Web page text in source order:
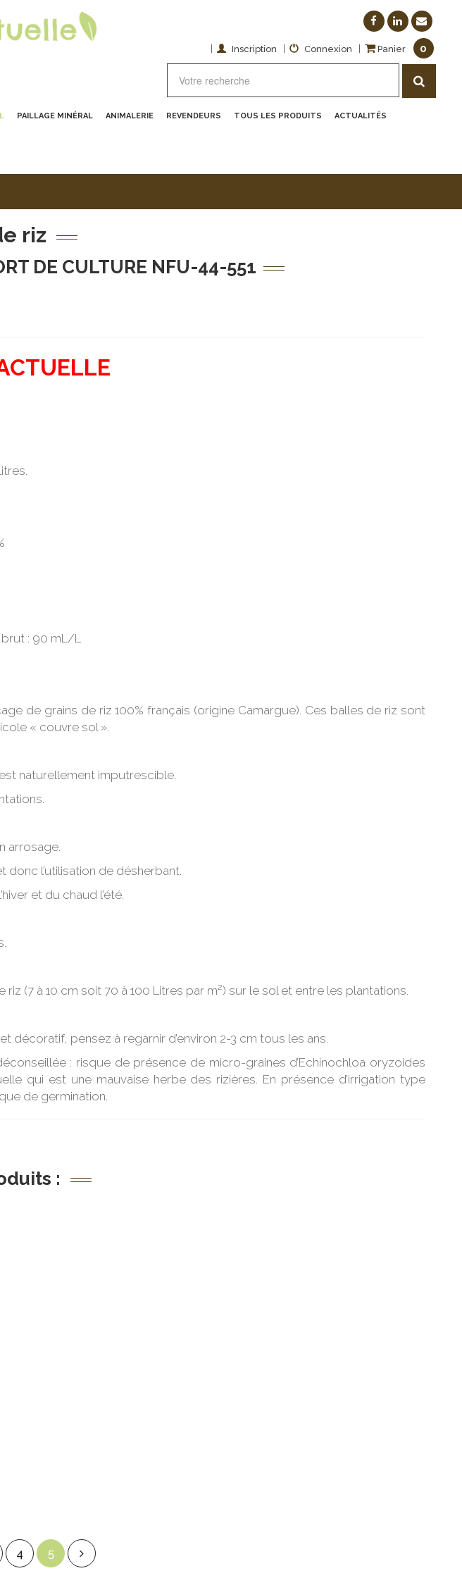
Inscription Connexion Panier 0
PAILLAGE MINÉRAL ANIMALERIE REVENDEURS TOUS LES PRODUITS ACTUALITÉS
riz
DE CULTURE NFU-44-551
: 90 mL/L
de grains de riz 100% français (origine Camargue). Ces balles de riz sont
« couvre sol ».
naturellement imputrescible.
arrosage.
donc l’utilisation de désherbant.
et du chaud l’été.
(7 à 10 cm soit 70 à 100 Litres par m²) sur le sol et entre les plantations.
décoratif, pensez à regarnir d’environ 2-3 cm tous les ans.
: risque de présence de micro-graines d’Echinochloa oryzoides
qui est une mauvaise herbe des rizières. En présence d’irrigation type
de germination.
:
4 5